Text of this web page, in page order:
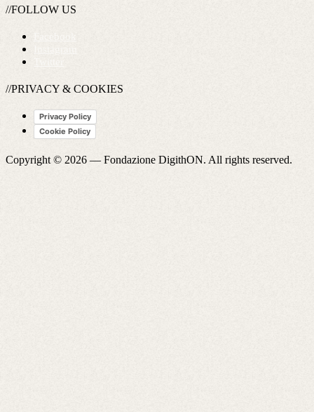
//FOLLOW US
//PRIVACY & COOKIES
Privacy Policy
Cookie Policy
Copyright © 2026 — Fondazione DigithON. All rights reserved.